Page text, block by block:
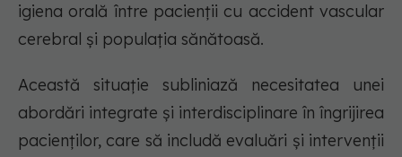
igiena orală între pacienții cu accident vascular
cerebral și populația sănătoasă.
Această situație subliniază necesitatea unei
abordări integrate și interdisciplinare în îngrijirea
pacienților, care să includă evaluări și intervenții